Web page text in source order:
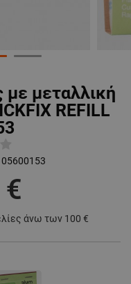
μεταλλική
REFILL
05600153
άνω των 100 €